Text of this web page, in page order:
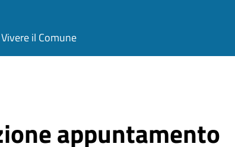
Vivere il Comune
appuntamento